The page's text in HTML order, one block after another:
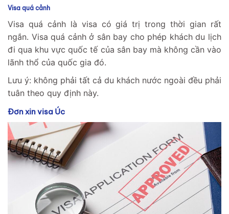
Visa quá cảnh
Visa quá cảnh là visa có giá trị trong thời gian rất
ngắn. Visa quá cảnh ở sân bay cho phép khách du lịch
đi qua khu vực quốc tế của sân bay mà không cần vào
lãnh thổ của quốc gia đó.
Lưu ý: không phải tất cả du khách nước ngoài đều phải
tuân theo quy định này.
Đơn xin visa Úc